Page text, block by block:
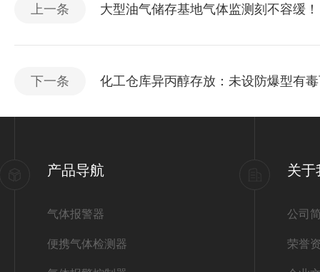
上一条 大型油气储存基地气体监测刻不容缓！
下一条 化工仓库异丙醇存放：未设防爆型有
产品导航
气体报警器
便携气体检测器
关于
公司
荣誉